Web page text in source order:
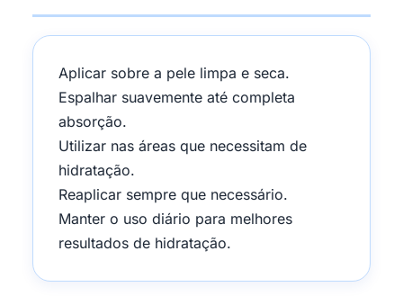
Aplicar sobre a pele limpa e seca.
Espalhar suavemente até completa
absorção.
Utilizar nas áreas que necessitam de
hidratação.
Reaplicar sempre que necessário.
Manter o uso diário para melhores
resultados de hidratação.